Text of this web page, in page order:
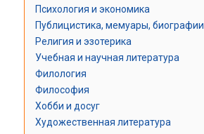
Психология и экономика
Публицистика, мемуары, биографии
Религия и эзотерика
Учебная и научная литература
Филология
Философия
Хобби и досуг
Художественная литература